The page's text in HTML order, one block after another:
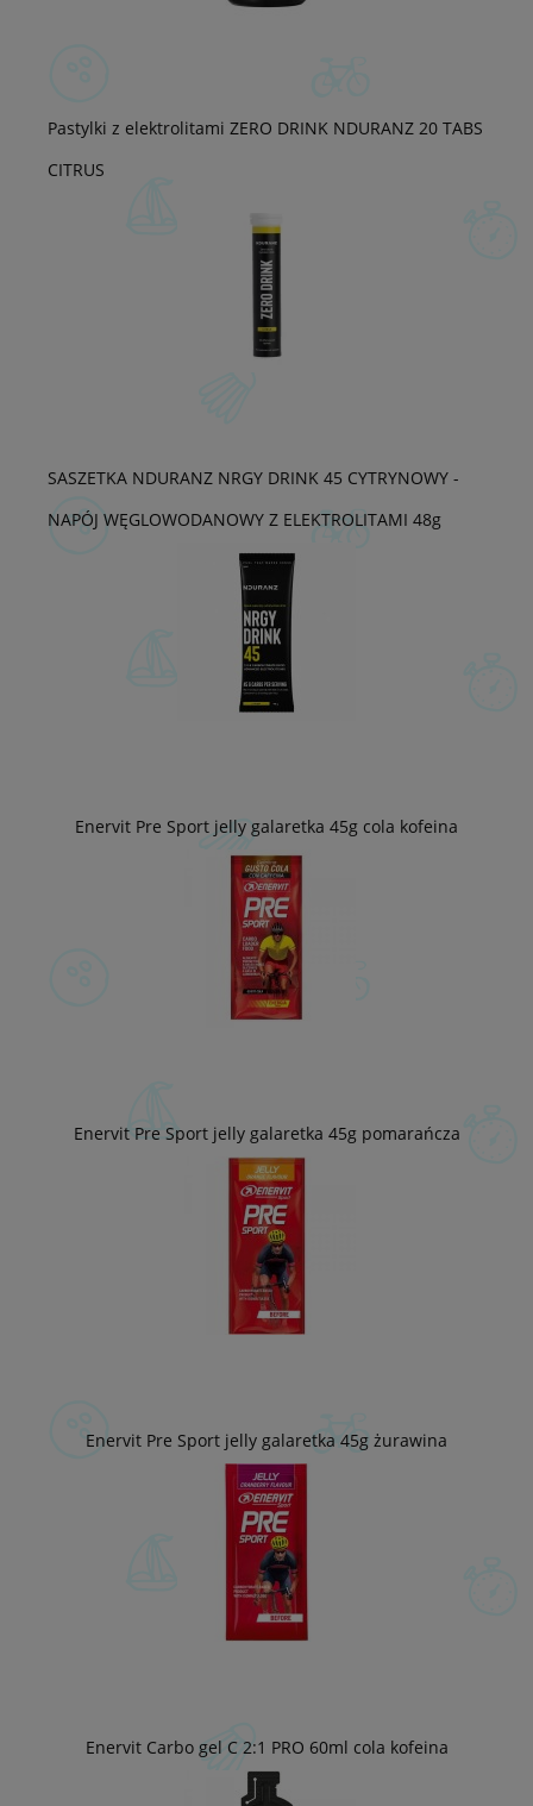
Pastylki z elektrolitami ZERO DRINK NDURANZ 20 TABS
CITRUS
SASZETKA NDURANZ NRGY DRINK 45 CYTRYNOWY -
NAPÓJ WĘGLOWODANOWY Z ELEKTROLITAMI 48g
Enervit Pre Sport jelly galaretka 45g cola kofeina
Enervit Pre Sport jelly galaretka 45g pomarańcza
Enervit Pre Sport jelly galaretka 45g żurawina
Enervit Carbo gel C 2:1 PRO 60ml cola kofeina